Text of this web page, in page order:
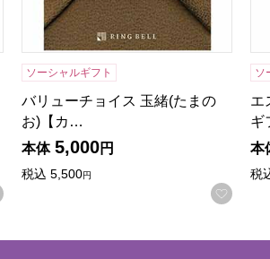
お気に入りに登録する
ソーシャルギフト
バリューチョイス 玉緒(たまの
お)【カ…
本体 5,000円
税込 5,500円
お気
ソ
エ
ギ
本
税